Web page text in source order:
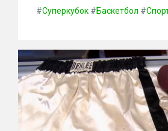
#Суперкубок #Баскетбол #